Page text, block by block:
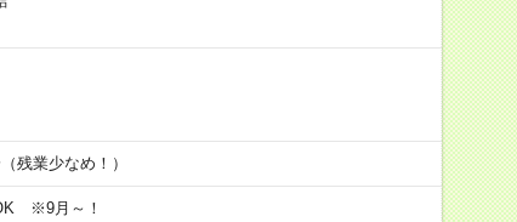
残業少なめ！）
※9月～！